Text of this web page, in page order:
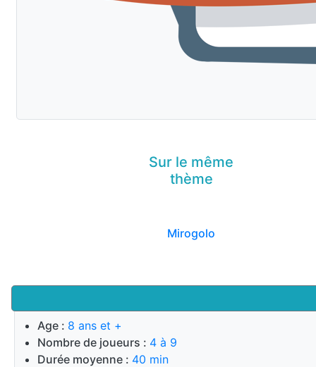
Age : 8 ans et +
Nombre de joueurs : 4 à 9
Durée moyenne : 40 min
Sur le même
thème
Mirogolo